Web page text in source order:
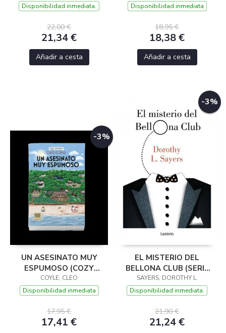
INVESTIGADORA 5)
Disponibilidad inmediata.
22,00 €
21,34 €
Añadir a cesta
Disponibilidad inmediata
18,95 €
18,38 €
Añadir a cesta
-3%
UN ASESINATO MUY
ESPUMOSO (COZY
MYSTERY)
COYLE, CLEO
Disponibilidad inmediata
17,95 €
17,41 €
-3%
EL MISTERIO DEL
BELLONA CLUB (SERIE
LORD PETER WIMSEY)
SAYERS, DOROTHY L.
Disponibilidad inmediata.
21,90 €
21,24 €